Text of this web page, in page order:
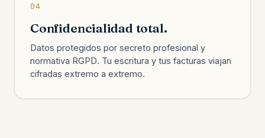
04
Confidencialidad total.
Datos protegidos por secreto profesional y
normativa RGPD. Tu escritura y tus facturas viajan
cifradas extremo a extremo.